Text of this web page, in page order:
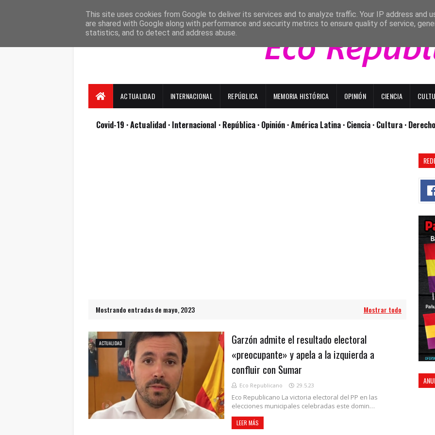
ACTUALIDAD INTERNACIONAL REPÚBLICA MEMORIA HISTÓRICA OPINIÓN CIENCIA
Covid-19 · Actualidad · Internacional · República · Opinión · América Latina · Ciencia · Cultura ·
Mostrando entradas de mayo, 2023 Mostrar todo
ACTUALIDAD
Garzón admite el resultado electoral
«preocupante» y apela a la izquierda a
confluir con Sumar
Eco Republicano 29.5.23
Eco Republicano La victoria electoral del PP en las
elecciones municipales celebradas este domin…
LEER MÁS
This site uses cookies from Google to deliver its services and to analyze traffic. Your IP address and
are shared with Google along with performance and security metrics to ensure quality of service,
statistics, and to detect and address abuse.